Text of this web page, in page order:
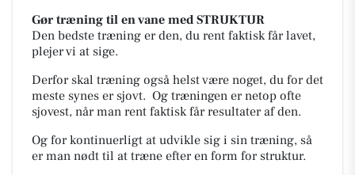
Gør træning til en vane med STRUKTUR
Den bedste træning er den, du rent faktisk får lavet,
plejer vi at sige.
Derfor skal træning også helst være noget, du for det
meste synes er sjovt. Og træningen er netop ofte
sjovest, når man rent faktisk får resultater af den.
Og for kontinuerligt at udvikle sig i sin træning, så
er man nødt til at træne efter en form for struktur.